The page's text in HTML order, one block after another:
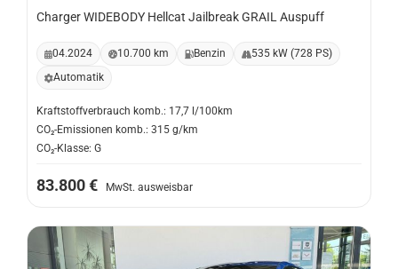
Charger WIDEBODY Hellcat Jailbreak GRAIL Auspuff
04.2024 10.700 km Benzin
535 kW (728 PS)
Automatik
Kraftstoffverbrauch komb.: 17,7 l/100km
CO₂-Emissionen komb.: 315 g/km
CO₂-Klasse: G
83.800 € MwSt. ausweisbar